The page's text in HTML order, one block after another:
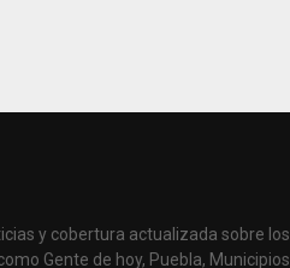
y cobertura actualizada sobre
Gente de hoy, Puebla,